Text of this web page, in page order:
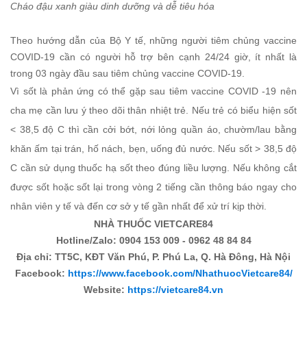
Cháo đậu xanh giàu dinh dưỡng và dễ tiêu hóa
Theo hướng dẫn của Bộ Y tế, những người tiêm chủng vaccine
COVID-19 cần có người hỗ trợ bên cạnh 24/24 giờ, ít nhất là
trong 03 ngày đầu sau tiêm chủng vaccine COVID-19.
Vì sốt là phản ứng có thể gặp sau tiêm vaccine COVID -19 nên
cha mẹ cần lưu ý theo dõi thân nhiệt trẻ. Nếu trẻ có biểu hiện sốt
< 38,5 độ C thì cần cởi bớt, nới lỏng quần áo, chườm/lau bằng
khăn ấm tại trán, hố nách, bẹn, uống đủ nước. Nếu sốt > 38,5 độ
C cần sử dụng thuốc hạ sốt theo đúng liều lượng. Nếu không cắt
được sốt hoặc sốt lại trong vòng 2 tiếng cần thông báo ngay cho
nhân viên y tế và đến cơ sở y tế gần nhất để xử trí kịp thời.
NHÀ THUỐC VIETCARE84
Hotline/Zalo: 0904 153 009 - 0962 48 84 84
Địa chỉ: TT5C, KĐT Văn Phú, P. Phú La, Q. Hà Đông, Hà Nội
Facebook: https://www.facebook.com/NhathuocVietcare84/
Website: https://vietcare84.vn